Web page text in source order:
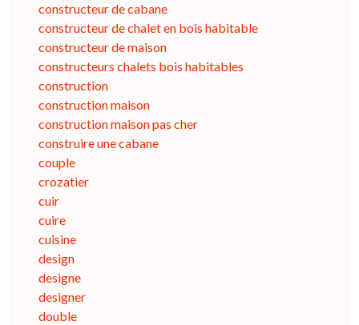
constructeur de cabane
constructeur de chalet en bois habitable
constructeur de maison
constructeurs chalets bois habitables
construction
construction maison
construction maison pas cher
construire une cabane
couple
crozatier
cuir
cuire
cuisine
design
designe
designer
double